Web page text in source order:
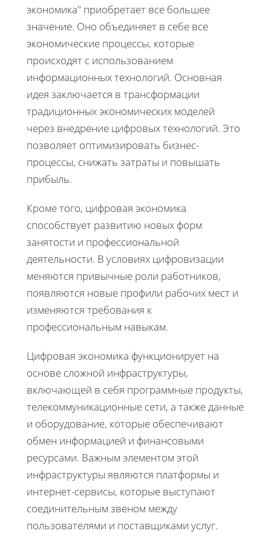
экономика" приобретает все большее
значение. Оно объединяет в себе все
экономические процессы, которые
происходят с использованием
информационных технологий. Основная
идея заключается в трансформации
традиционных экономических моделей
через внедрение цифровых технологий. Это
позволяет оптимизировать бизнес-
процессы, снижать затраты и повышать
прибыль.
Кроме того, цифровая экономика
способствует развитию новых форм
занятости и профессиональной
деятельности. В условиях цифровизации
меняются привычные роли работников,
появляются новые профили рабочих мест и
изменяются требования к
профессиональным навыкам.
Цифровая экономика функционирует на
основе сложной инфраструктуры,
включающей в себя программные продукты,
телекоммуникационные сети, а также данные
и оборудование, которые обеспечивают
обмен информацией и финансовыми
ресурсами. Важным элементом этой
инфраструктуры являются платформы и
интернет-сервисы, которые выступают
соединительным звеном между
пользователями и поставщиками услуг.